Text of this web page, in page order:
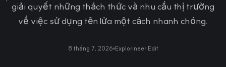
giải quyết những thách thức và nhu cầu thị trường
về việc sử dụng tên lửa một cách nhanh chóng.
8 tháng 7, 2026 Explorineer Edit